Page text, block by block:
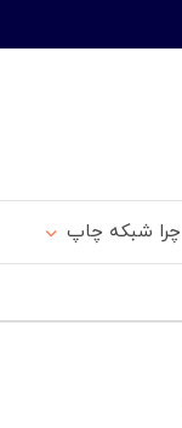
چرا شبکه چاپ